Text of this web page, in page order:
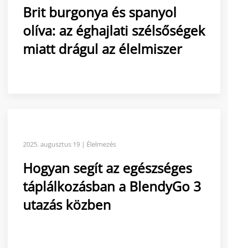
Brit burgonya és spanyol
olíva: az éghajlati szélsőségek
miatt drágul az élelmiszer
2025. augusztus 19 | Élelmezés
Hogyan segít az egészséges
táplálkozásban a BlendyGo 3
utazás közben